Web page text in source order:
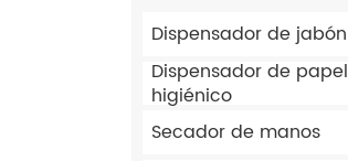
Dispensador de jabón
Dispensador de papel
higiénico
Secador de manos